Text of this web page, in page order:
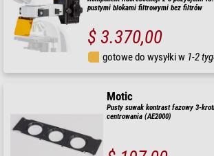
pustymi blokami filtrowymi bez filtrów
$ 3.370,00
gotowe do wysyłki w 1-2
Motic
Pusty suwak kontrast fazowy 3-
centrowania (AE2000)